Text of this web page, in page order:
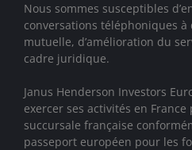
Nous sommes susceptibles
conversations téléphoniques
mutuelle, d’amélioration du
cadre juridique.
Janus Henderson Investors
exercer ses activités en
succursale française
passeport européen pour les